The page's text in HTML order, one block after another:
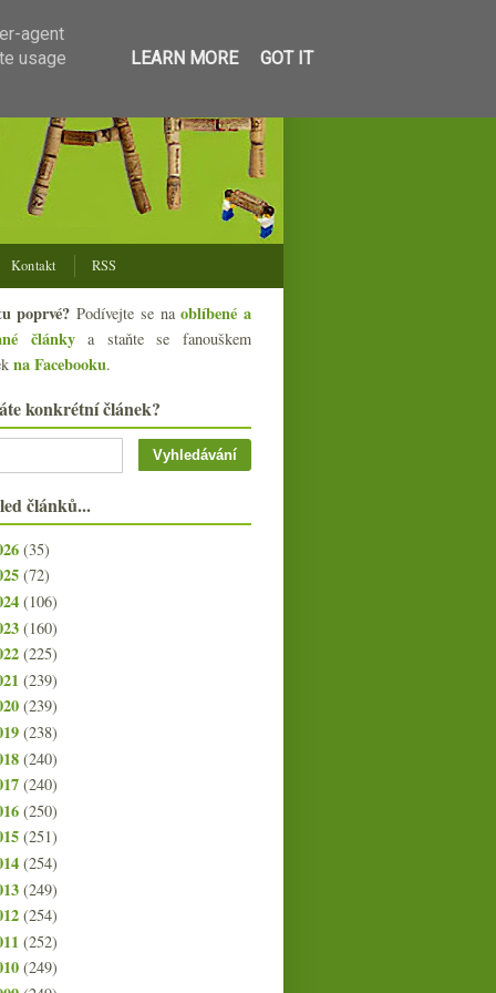
Kontakt RSS
poprvé? Podívejte se naoblíbené a
článkya staňte se fanouškem
na Facebooku.
konkrétní článek?
článků...
(35)
(72)
(106)
(160)
(225)
(239)
(239)
(238)
(240)
(240)
(250)
(251)
(254)
(249)
(254)
(252)
(249)
agent
usage
LEARN MORE GOT IT